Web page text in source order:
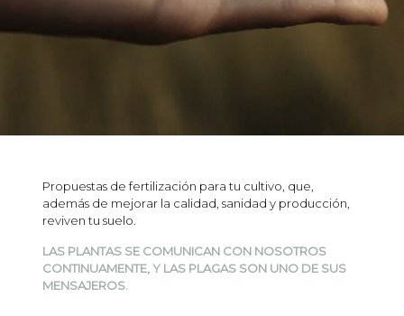
Propuestas de fertilización para tu cultivo, que,
además de mejorar la calidad, sanidad y producción,
reviven tu suelo.
LAS PLANTAS SE COMUNICAN CON NOSOTROS
CONTINUAMENTE, Y LAS PLAGAS SON UNO DE SUS
MENSAJEROS.